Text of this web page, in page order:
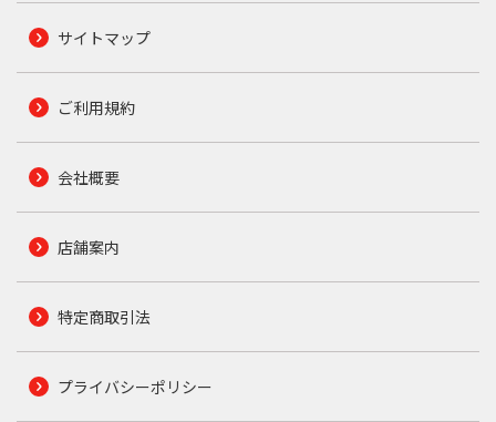
サイトマップ
ご利用規約
会社概要
店舗案内
特定商取引法
プライバシーポリシー